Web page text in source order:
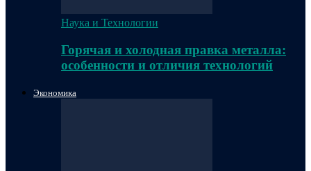
Наука и Технологии
Горячая и холодная правка металла:
особенности и отличия технологий
Экономика